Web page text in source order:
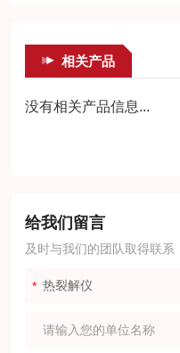
相关产品
没有相关产品信息...
给我们留言
及时与我们的团队取得联